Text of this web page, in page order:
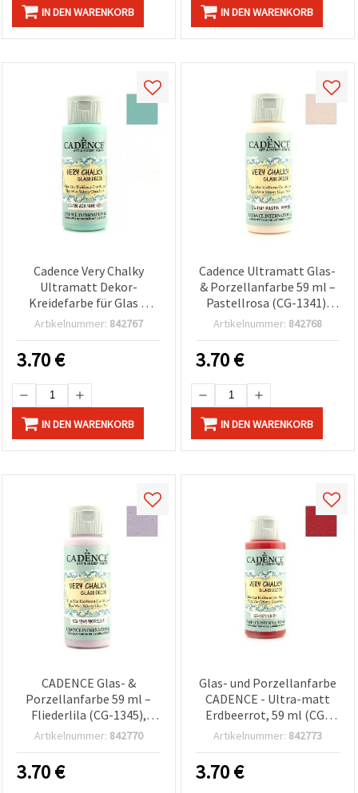
IN DEN WARENKORB IN DEN WARENKORB
Cadence Very Chalky
Ultramatt Dekor-
Kreidefarbe für Glas &
Porzellan – Mintgrün
Artikelnummer: 842767
3.70€
IN DEN WARENKORB
Cadence Ultramatt Glas-
& Porzellanfarbe 59 ml –
Pastellrosa (CG-1341),
Samtiges Finish für Glas,
ideal zum Basteln & DIY
Artikelnummer: 842768
3.70€
IN DEN WARENKORB
CADENCE Glas- &
Porzellanfarbe 59 ml –
Fliederlila (CG-1345),
samtmattes Finish für
Keramik, ideal für Basteln
Artikelnummer: 842770
3.70€
Glas- und Porzellanfarbe
CADENCE - Ultra-matt
Erdbeerrot, 59 ml (CG-
1372) | Bastelfarbe für
Artikelnummer: 842773
3.70€